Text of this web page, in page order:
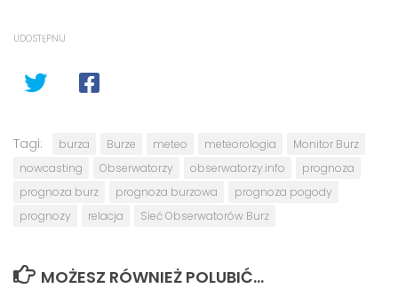
UDOSTĘPNIJ
Tagi: burza Burze meteo meteorologia
Monitor Burz
nowcasting
Obserwatorzy obserwatorzy.info
prognoza
prognoza burz
prognoza burzowa
prognoza pogody
prognozy
relacja Sieć Obserwatorów Burz
MOŻESZ RÓWNIEŻ POLUBIĆ…